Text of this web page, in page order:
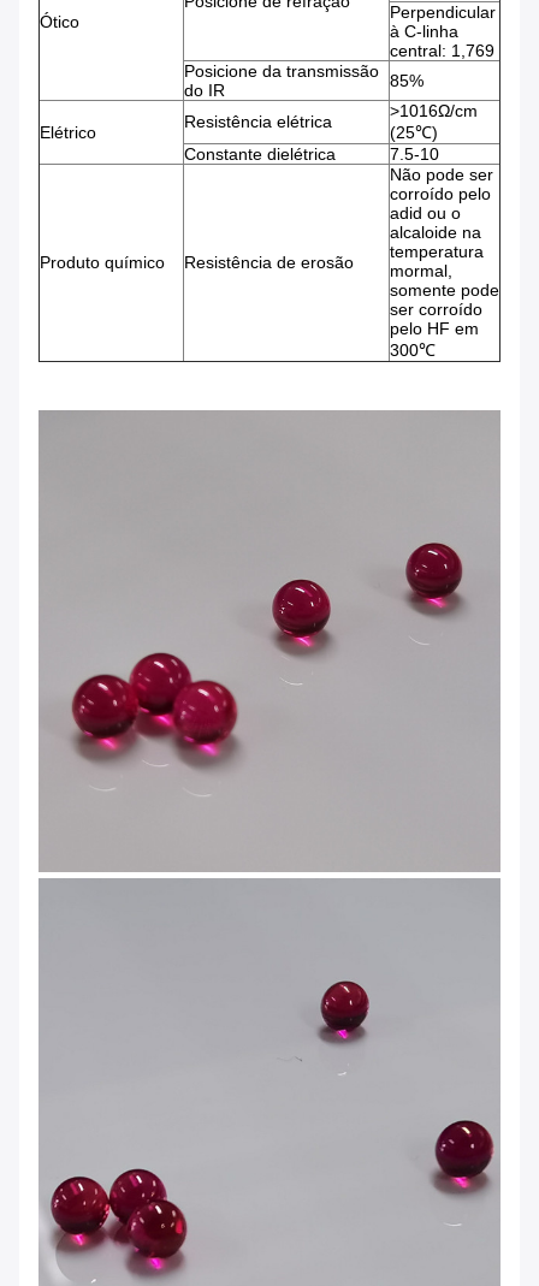
Ótico
Perpendicular
à C-linha
central: 1,769
Posicione da transmissão
do IR
85%
Elétrico
Resistência elétrica
>1016Ω/cm
(25℃)
Constante dielétrica
7.5-10
Produto químico Resistência de erosão
Não pode ser
corroído pelo
adid ou o
alcaloide na
temperatura
mormal,
somente pode
ser corroído
pelo HF em
300℃